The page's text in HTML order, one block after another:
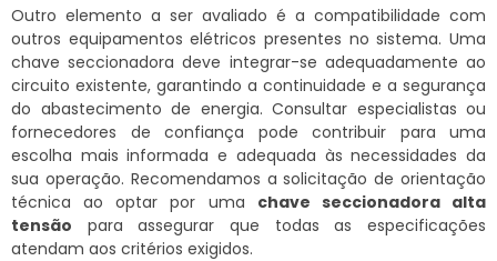
Outro elemento a ser avaliado é a compatibilidade com
outros equipamentos elétricos presentes no sistema. Uma
chave seccionadora deve integrar-se adequadamente ao
circuito existente, garantindo a continuidade e a segurança
do abastecimento de energia. Consultar especialistas ou
fornecedores de confiança pode contribuir para uma
escolha mais informada e adequada às necessidades da
sua operação. Recomendamos a solicitação de orientação
técnica ao optar por uma chave seccionadora alta
tensão para assegurar que todas as especificações
atendam aos critérios exigidos.